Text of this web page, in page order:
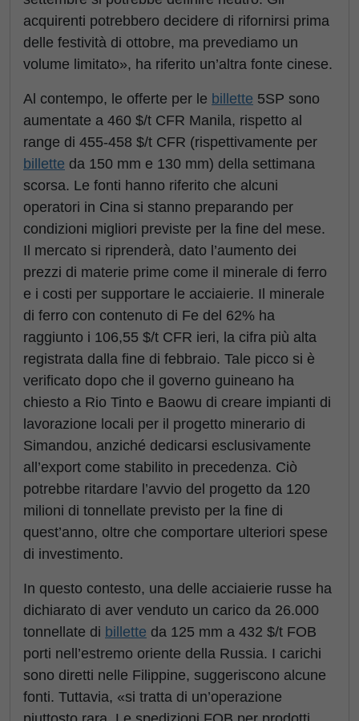
acquirenti potrebbero decidere di rifornirsi prima
delle festività di ottobre, ma prevediamo un
volume limitato», ha riferito un’altra fonte cinese.
Al contempo, le offerte per le billette 5SP sono
aumentate a 460 $/t CFR Manila, rispetto al
range di 455-458 $/t CFR (rispettivamente per
billette da 150 mm e 130 mm) della settimana
scorsa. Le fonti hanno riferito che alcuni
operatori in Cina si stanno preparando per
condizioni migliori previste per la fine del mese.
Il mercato si riprenderà, dato l’aumento dei
prezzi di materie prime come il minerale di ferro
e i costi per supportare le acciaierie. Il minerale
di ferro con contenuto di Fe del 62% ha
raggiunto i 106,55 $/t CFR ieri, la cifra più alta
registrata dalla fine di febbraio. Tale picco si è
verificato dopo che il governo guineano ha
chiesto a Rio Tinto e Baowu di creare impianti di
lavorazione locali per il progetto minerario di
Simandou, anziché dedicarsi esclusivamente
all’export come stabilito in precedenza. Ciò
potrebbe ritardare l’avvio del progetto da 120
milioni di tonnellate previsto per la fine di
quest’anno, oltre che comportare ulteriori spese
di investimento.
In questo contesto, una delle acciaierie russe ha
dichiarato di aver venduto un carico da 26.000
tonnellate di billette da 125 mm a 432 $/t FOB
porti nell’estremo oriente della Russia. I carichi
sono diretti nelle Filippine, suggeriscono alcune
fonti. Tuttavia, «si tratta di un’operazione